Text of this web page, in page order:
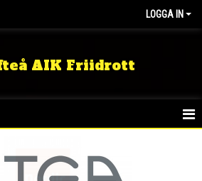
LOGGA IN
AIK Friidrott